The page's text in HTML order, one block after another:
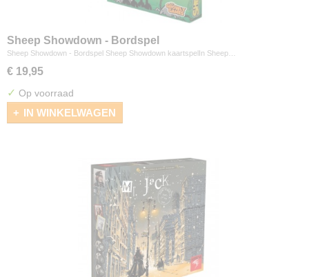
Sheep Showdown - Bordspel
Sheep Showdown - Bordspel Sheep Showdown kaartspelIn Sheep…
€ 19,95
✓ Op voorraad
IN WINKELWAGEN